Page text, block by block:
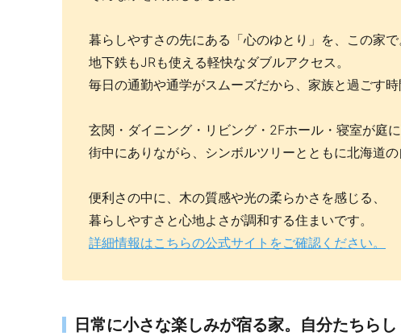
暮らしやすさの先にある「心のゆとり」を、この家で
地下鉄もJRも使える軽快なダブルアクセス。
毎日の通勤や通学がスムーズだから、家族と過ごす時
玄関・ダイニング・リビング・2Fホール・寝室が庭
街中にありながら、シンボルツリーとともに北海道の
便利さの中に、木の質感や光の柔らかさを感じる、
暮らしやすさと心地よさが調和する住まいです。
詳細情報はこちらの公式サイトをご確認ください。
日常に小さな楽しみが宿る家。自分たちらし